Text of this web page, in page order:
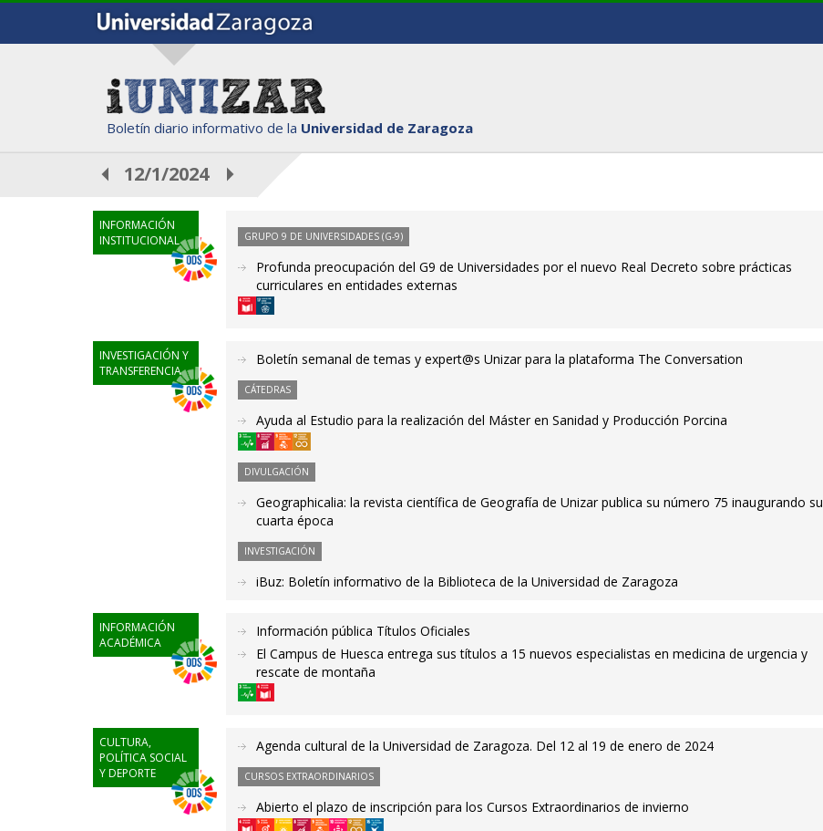
Boletín diario informativo de la Universidad de Zaragoza
12/1/2024
INFORMACIÓN
INSTITUCIONAL
GRUPO 9 DE UNIVERSIDADES (G-9)
Profunda preocupación del G9 de Universidades por el nuevo Real Decreto sobre prácticas
curriculares en entidades externas
INVESTIGACIÓN Y
TRANSFERENCIA
Boletín semanal de temas y expert@s Unizar para la plataforma The Conversation
CÁTEDRAS
Ayuda al Estudio para la realización del Máster en Sanidad y Producción Porcina
DIVULGACIÓN
Geographicalia: la revista científica de Geografía de Unizar publica su número 75 inaugurando su
cuarta época
INVESTIGACIÓN
iBuz: Boletín informativo de la Biblioteca de la Universidad de Zaragoza
INFORMACIÓN
ACADÉMICA
Información pública Títulos Oficiales
El Campus de Huesca entrega sus títulos a 15 nuevos especialistas en medicina de urgencia y
rescate de montaña
CULTURA,
POLÍTICA SOCIAL
Y DEPORTE
Agenda cultural de la Universidad de Zaragoza. Del 12 al 19 de enero de 2024
CURSOS EXTRAORDINARIOS
Abierto el plazo de inscripción para los Cursos Extraordinarios de invierno